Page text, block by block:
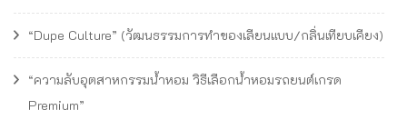
“Dupe Culture” (วัฒนธรรมการทำของเลียนแบบ/กลิ่นเทียบเคียง)
“ความลับอุตสาหกรรมน้ำหอม วิธีเลือกน้ำหอมรถยนต์เกรด
Premium”